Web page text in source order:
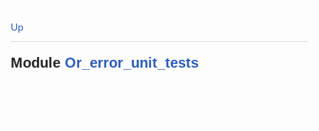
Up
Module Or_error_unit_tests